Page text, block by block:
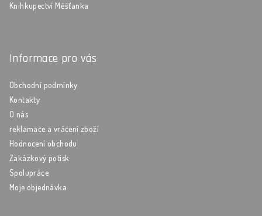
Knihkupectví Měšťanka
Informace pro vás
Obchodní podmínky
Kontakty
O nás
reklamace a vrácení zboží
Hodnocení obchodu
Zakázkový potisk
Spolupráce
Moje objednávka